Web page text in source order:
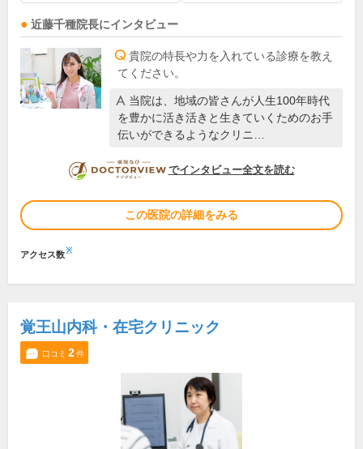
近藤千種院長にインタビュー
貴院の特長や力を入れている診療を教え
てください。
当院は、地域の皆さんが人生100年時代
を豊かに活き活きと生きていくためのお手
伝いができるようなクリニ…
DOCTORVIEW
でインタビュー全文を読む
この医院の詳細をみる
アクセス数※
覚王山内科・在宅クリニック
口コミ 2件